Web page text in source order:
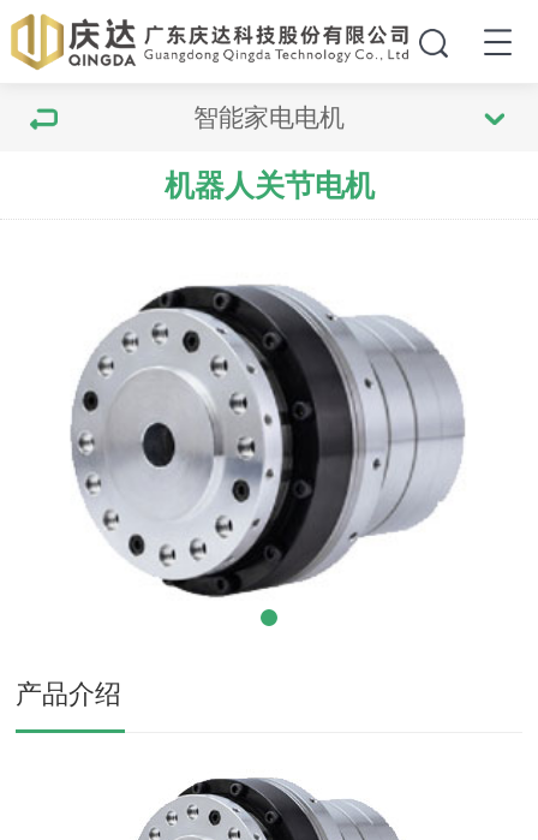
智能家电电机
机器人关节电机
产品介绍